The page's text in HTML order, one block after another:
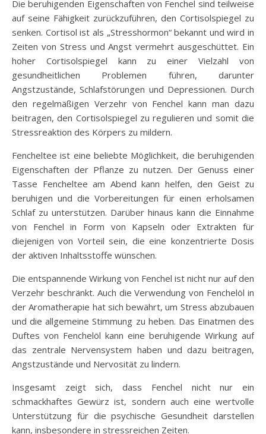
Die beruhigenden Eigenschaften von Fenchel sind teilweise
auf seine Fähigkeit zurückzuführen, den Cortisolspiegel zu
senken. Cortisol ist als „Stresshormon“ bekannt und wird in
Zeiten von Stress und Angst vermehrt ausgeschüttet. Ein
hoher Cortisolspiegel kann zu einer Vielzahl von
gesundheitlichen Problemen führen, darunter
Angstzustände, Schlafstörungen und Depressionen. Durch
den regelmäßigen Verzehr von Fenchel kann man dazu
beitragen, den Cortisolspiegel zu regulieren und somit die
Stressreaktion des Körpers zu mildern.
Fencheltee ist eine beliebte Möglichkeit, die beruhigenden
Eigenschaften der Pflanze zu nutzen. Der Genuss einer
Tasse Fencheltee am Abend kann helfen, den Geist zu
beruhigen und die Vorbereitungen für einen erholsamen
Schlaf zu unterstützen. Darüber hinaus kann die Einnahme
von Fenchel in Form von Kapseln oder Extrakten für
diejenigen von Vorteil sein, die eine konzentrierte Dosis
der aktiven Inhaltsstoffe wünschen.
Die entspannende Wirkung von Fenchel ist nicht nur auf den
Verzehr beschränkt. Auch die Verwendung von Fenchelöl in
der Aromatherapie hat sich bewährt, um Stress abzubauen
und die allgemeine Stimmung zu heben. Das Einatmen des
Duftes von Fenchelöl kann eine beruhigende Wirkung auf
das zentrale Nervensystem haben und dazu beitragen,
Angstzustände und Nervosität zu lindern.
Insgesamt zeigt sich, dass Fenchel nicht nur ein
schmackhaftes Gewürz ist, sondern auch eine wertvolle
Unterstützung für die psychische Gesundheit darstellen
kann, insbesondere in stressreichen Zeiten.